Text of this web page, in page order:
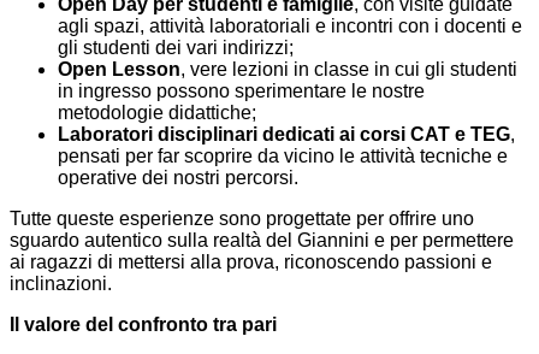
Open Day per studenti e famiglie, con visite guidate
agli spazi, attività laboratoriali e incontri con i docenti e
gli studenti dei vari indirizzi;
Open Lesson, vere lezioni in classe in cui gli studenti
in ingresso possono sperimentare le nostre
metodologie didattiche;
Laboratori disciplinari dedicati ai corsi CAT e TEG,
pensati per far scoprire da vicino le attività tecniche e
operative dei nostri percorsi.
Tutte queste esperienze sono progettate per offrire uno
sguardo autentico sulla realtà del Giannini e per permettere
ai ragazzi di mettersi alla prova, riconoscendo passioni e
inclinazioni.
Il valore del confronto tra pari